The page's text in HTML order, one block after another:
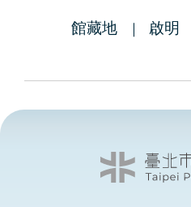
館藏地 啟明